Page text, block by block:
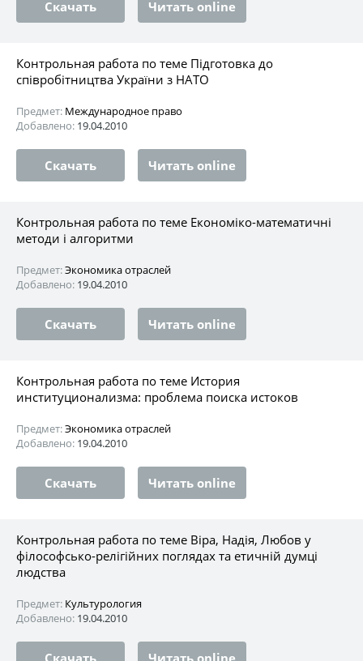
Скачать Читать online
Контрольная работа по теме Підготовка до
співробітництва України з НАТО
Предмет: Международное право
Добавлено: 19.04.2010
Скачать Читать online
Контрольная работа по теме Економіко-математичні
методи і алгоритми
Предмет:Экономика отраслей
Добавлено: 19.04.2010
Скачать Читать online
Контрольная работа по теме История
институционализма: проблема поиска истоков
Предмет:Экономика отраслей
Добавлено: 19.04.2010
Скачать Читать online
Контрольная работа по теме Віра, Надія, Любов у
філософсько-релігійних поглядах та етичній думці
людства
Предмет: Культурология
Добавлено: 19.04.2010
Скачать Читать online